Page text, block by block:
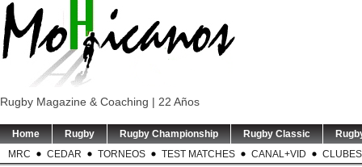
Rugby Magazine & Coaching | 22 Años
Home Rugby Rugby Championship Rugby Classic
MRC
CEDAR TORNEOS TEST MATCHES CANAL+VID CLUBES